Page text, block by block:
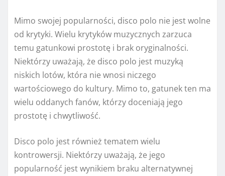
Mimo swojej popularności, disco polo nie jest wolne
od krytyki. Wielu krytyków muzycznych zarzuca
temu gatunkowi prostotę i brak oryginalności.
Niektórzy uważają, że disco polo jest muzyką
niskich lotów, która nie wnosi niczego
wartościowego do kultury. Mimo to, gatunek ten ma
wielu oddanych fanów, którzy doceniają jego
prostotę i chwytliwość.
Disco polo jest również tematem wielu
kontrowersji. Niektórzy uważają, że jego
popularność jest wynikiem braku alternatywnej